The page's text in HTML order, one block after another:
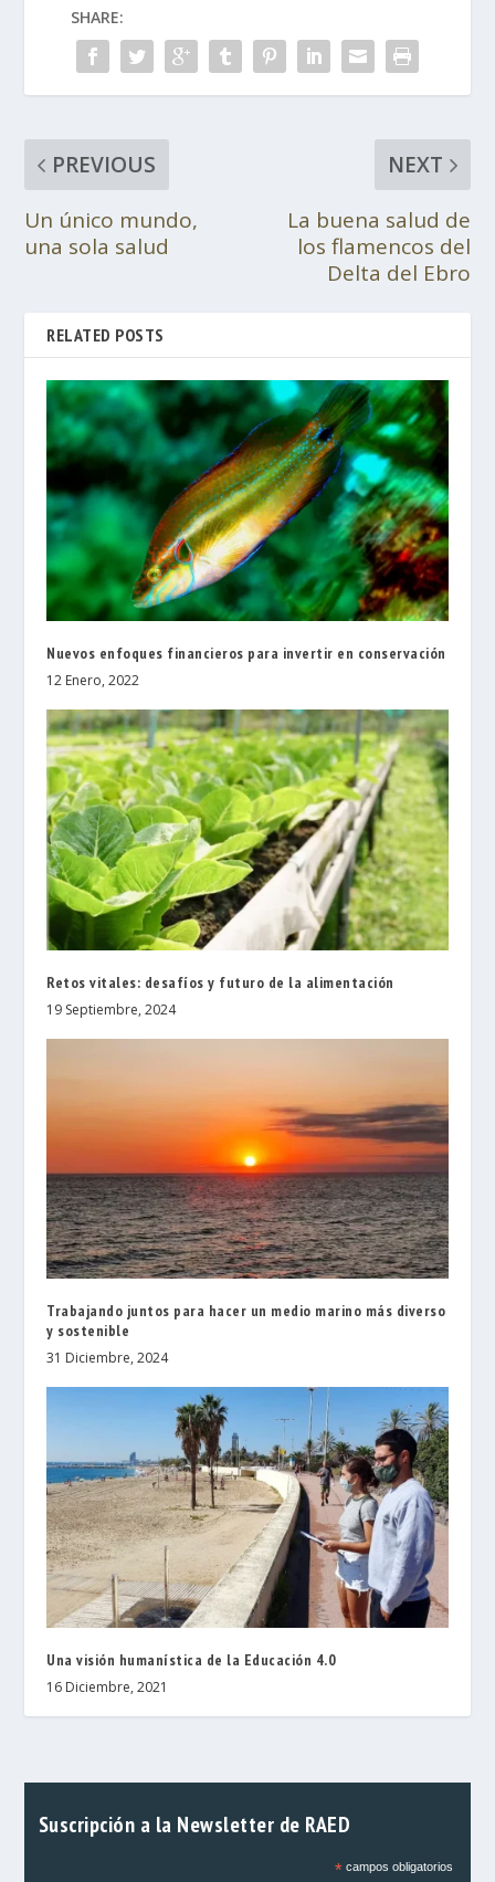
SHARE:
PREVIOUS
Un único mundo,
una sola salud
NEXT
La buena salud de
los flamencos del
Delta del Ebro
RELATED POSTS
Nuevos enfoques financieros para invertir en conservación
12 Enero, 2022
Retos vitales: desafíos y futuro de la alimentación
19 Septiembre, 2024
Trabajando juntos para hacer un medio marino más diverso
y sostenible
31 Diciembre, 2024
Una visión humanística de la Educación 4.0
16 Diciembre, 2021
Suscripción a la Newsletter de RAED
*campos obligatorios